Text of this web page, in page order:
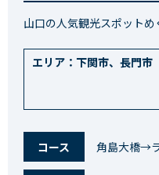
山口の人気観光スポット
エリア： 下関市、 長門市
コース 角島大橋→